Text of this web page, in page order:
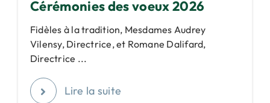
Cérémonies des voeux 2026
Fidèles à la tradition, Mesdames Audrey
Vilensy, Directrice, et Romane Dalifard,
Directrice ...
Lire la suite